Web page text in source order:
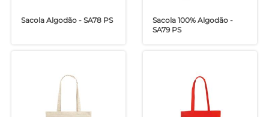
Sacola Algodão - SA78 PS
Sacola 100% Algodão -
SA79 PS